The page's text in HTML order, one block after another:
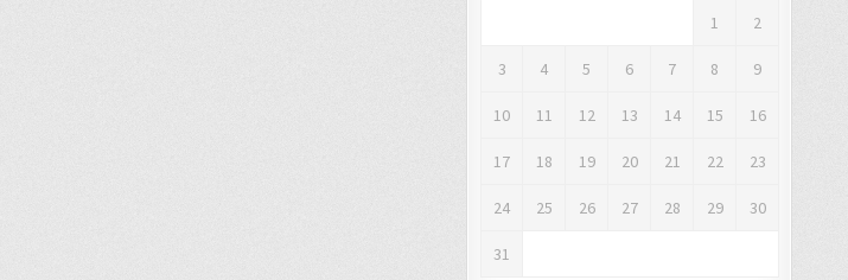
1 2
3 4 5 6 7 8 9
10 11 12 13 14 15 16
17 18 19 20 21 22 23
24 25 26 27 28 29 30
31